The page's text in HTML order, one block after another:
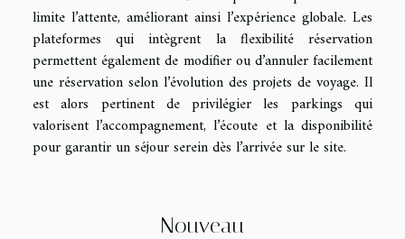
limite l’attente, améliorant ainsi l’expérience globale. Les
plateformes qui intègrent la flexibilité réservation
permettent également de modifier ou d’annuler facilement
une réservation selon l’évolution des projets de voyage. Il
est alors pertinent de privilégier les parkings qui
valorisent l’accompagnement, l’écoute et la disponibilité
pour garantir un séjour serein dès l’arrivée sur le site.
Nouveau